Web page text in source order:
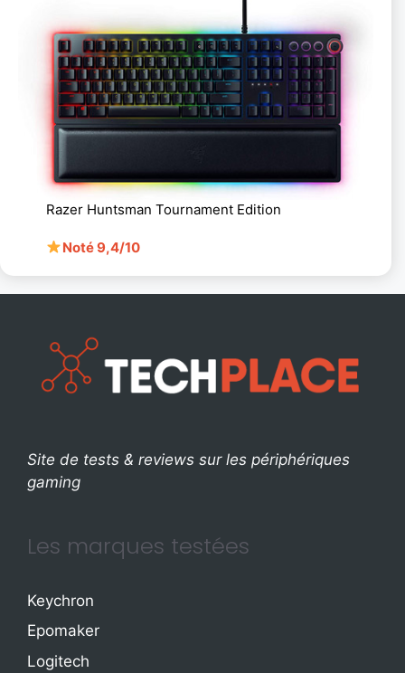
Razer Huntsman Tournament Edition
Noté 9,4/10
Site de tests & reviews sur les périphériques
gaming
Les marques testées
Keychron
Epomaker
Logitech